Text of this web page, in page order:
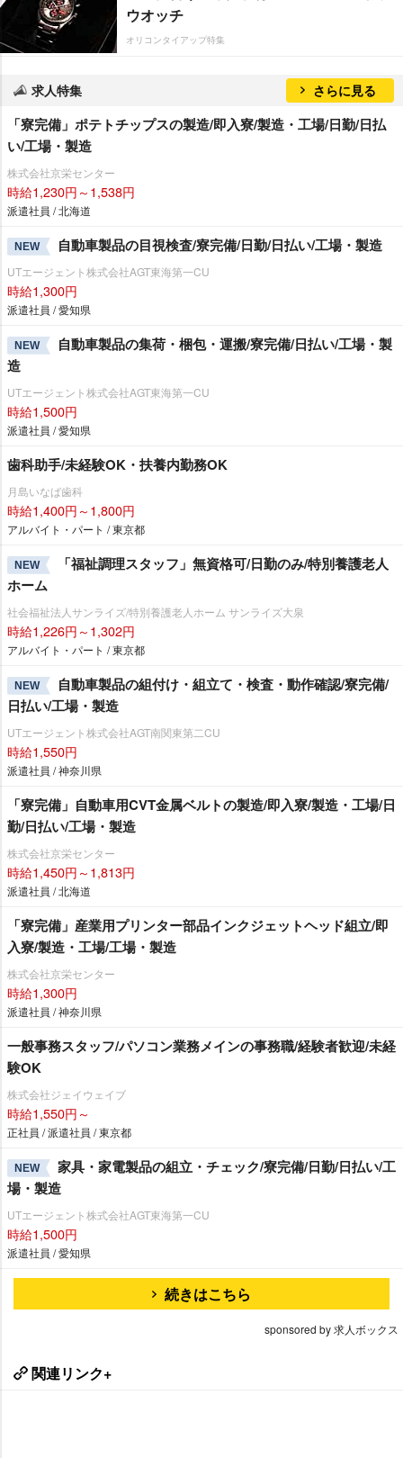
ウオッチ
オリコンタイアップ特集
求人特集 さらに見る
「寮完備」ポテトチップスの製造/即入寮/製造・工場/日勤/日払
い/工場・製造
株式会社京栄センター
時給1,230円～1,538円
派遣社員 / 北海道
NEW 自動車製品の目視検査/寮完備/日勤/日払い/工場・製造
UTエージェント株式会社AGT東海第一CU
時給1,300円
派遣社員 / 愛知県
NEW
自動車製品の集荷・梱包・運搬/寮完備/日払い/工場・製
造
UTエージェント株式会社AGT東海第一CU
時給1,500円
派遣社員 / 愛知県
歯科助手/未経験OK・扶養内勤務OK
月島いなば歯科
時給1,400円～1,800円
アルバイト・パート / 東京都
NEW
「福祉調理スタッフ」無資格可/日勤のみ/特別養護老人
ホーム
社会福祉法人サンライズ/特別養護老人ホーム サンライズ大泉
時給1,226円～1,302円
アルバイト・パート / 東京都
NEW
自動車製品の組付け・組立て・検査・動作確認/寮完備/
日払い/工場・製造
UTエージェント株式会社AGT南関東第二CU
時給1,550円
派遣社員 / 神奈川県
「寮完備」自動車用CVT金属ベルトの製造/即入寮/製造・工場/日
勤/日払い/工場・製造
株式会社京栄センター
時給1,450円～1,813円
派遣社員 / 北海道
「寮完備」産業用プリンター部品インクジェットヘッド組立/即
入寮/製造・工場/工場・製造
株式会社京栄センター
時給1,300円
派遣社員 / 神奈川県
一般事務スタッフ/パソコン業務メインの事務職/経験者歓迎/未経
験OK
株式会社ジェイウェイブ
時給1,550円～
正社員 / 派遣社員 / 東京都
NEW
家具・家電製品の組立・チェック/寮完備/日勤/日払い/工
場・製造
UTエージェント株式会社AGT東海第一CU
時給1,500円
派遣社員 / 愛知県
続きはこちら
sponsored by 求人ボックス
関連リンク+